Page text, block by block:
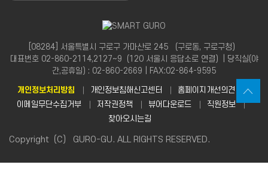
[08284] 서울특별시 구로구 가마산로 245 （구로동, 구로구청）
대표번호 02-860-2114,2127~9（120 서울시 응답소로 연결）| 당직실(야
간,공휴일) : 02-860-2669 | FAX:02-864-9595
개인정보처리방침 개인정보침해신고센터
홈페이지개선의견
이메일무단수집거부
저작권정책 뷰어다운로드
직원정보
찾아오시는길
Copyright（C） GURO-GU. ALL RIGHTS RESERVED.